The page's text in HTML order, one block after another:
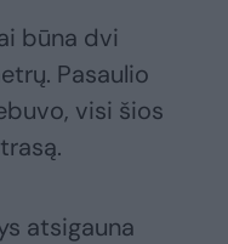
būna dvi
Pasaulio
visi šios
atsigauna